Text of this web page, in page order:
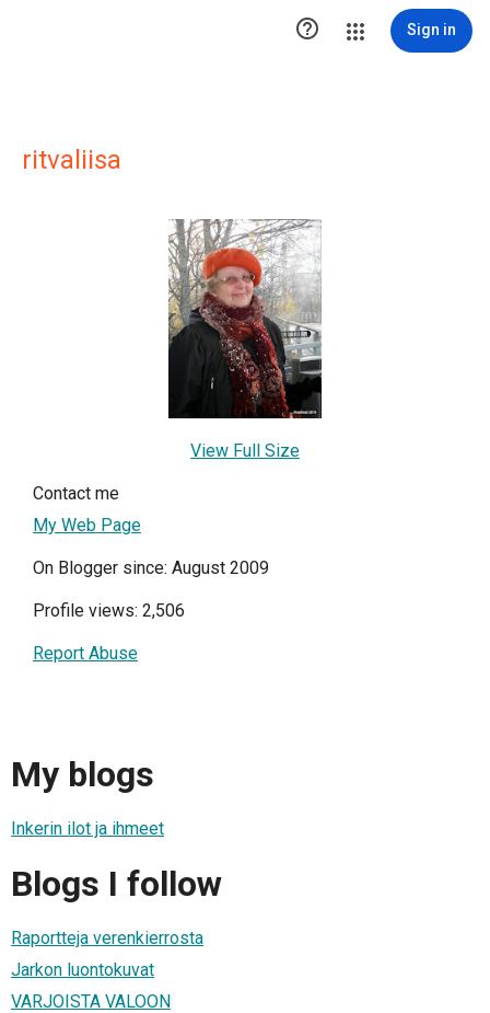
 Sign in
ritvaliisa
View Full Size
Contact me
My Web Page
On Blogger since: August 2009
Profile views: 2,506
Report Abuse
My blogs
Inkerin ilot ja ihmeet
Blogs I follow
Raportteja verenkierrosta
Jarkon luontokuvat
VARJOISTA VALOON